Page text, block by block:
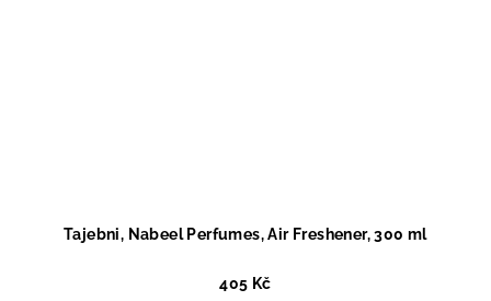
Tajebni, Nabeel Perfumes, Air Freshener, 300 ml
405 Kč